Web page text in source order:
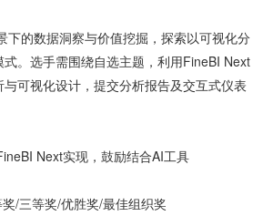
的数据洞察与价值挖掘，探索以可视化分
。选手需围绕自选主题，利用FineBI Next
可视化设计，提交分析报告及交互式仪表
Next实现，鼓励结合AI工具
三等奖/优胜奖/最佳组织奖